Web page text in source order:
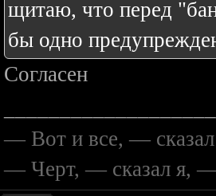
щитаю, что перед
бы одно
Согласен
— Вот и все, —
— Черт, — сказал я, —